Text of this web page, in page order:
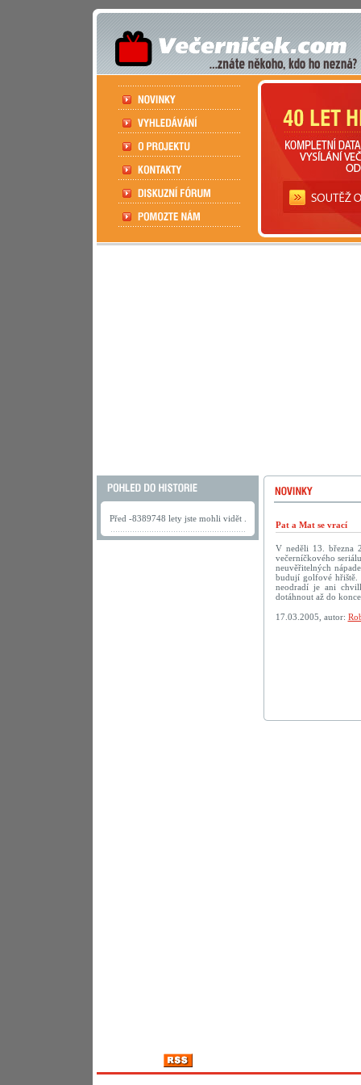
Před -8389748 lety jste mohli vidět .
Pat a Mat se vrací
V neděli 13. března
večerníčkového
neuvěřitelných
budují golfové hřiště.
neodradí je ani
dotáhnout až do
17.03.2005, autor: